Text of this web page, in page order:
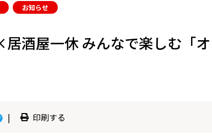
お知らせ
酒屋一休 みんなで楽しむ「
| 印刷する